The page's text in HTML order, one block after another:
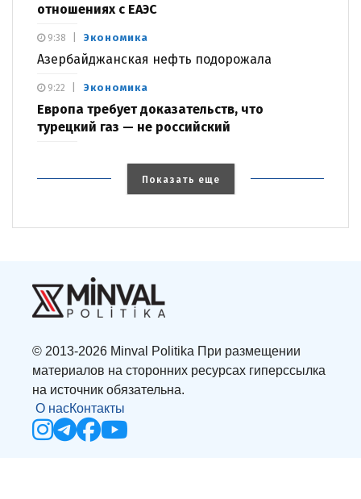
отношениях с ЕАЭС
Экономика
Азербайджанская нефть подорожала
9:38
Экономика
Европа требует доказательств, что
турецкий газ — не российский
9:22
Показать еще
© 2013-2026 Minval Politika При размещении
материалов на сторонних ресурсах гиперссылка
на источник обязательна.
О насКонтакты